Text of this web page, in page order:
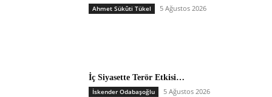
Ahmet Sükûti Tükel 5 Ağustos 2026
İç Siyasette Terör Etkisi…
İskender Odabaşoğlu 5 Ağustos 2026